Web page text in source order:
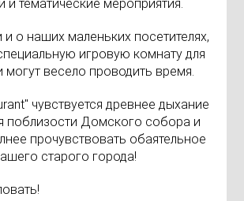
тематические мероприятия.
о наших маленьких посетителях,
игровую комнату для
могут весело проводить время.
чувствуется древнее дыхание
поблизости Домского собора и
прочувствовать обаятельное
старого города!